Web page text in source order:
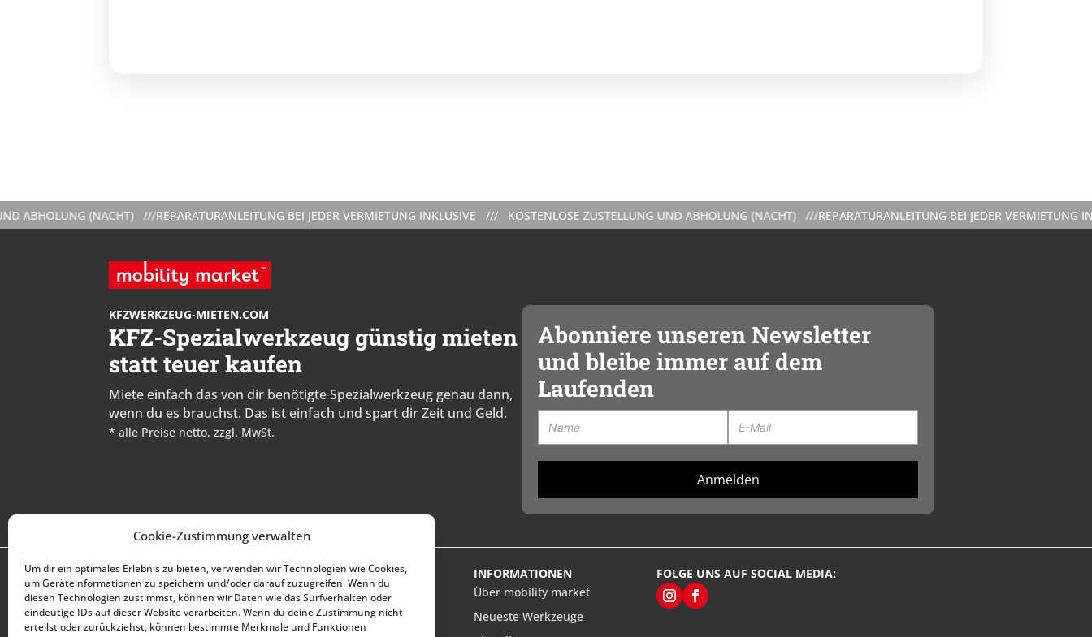
Cookie-Zustimmung verwalten
Um dir ein optimales Erlebnis zu bieten, verwenden wir Technologien wie Cookies,
um Geräteinformationen zu speichern und/oder darauf zuzugreifen. Wenn du
diesen Technologien zustimmst, können wir Daten wie das Surfverhalten oder
eindeutige IDs auf dieser Website verarbeiten. Wenn du deine Zustimmung nicht
erteilst oder zurückziehst, können bestimmte Merkmale und Funktionen
(NACHT) ///REPARATURANLEITUNG BEI JEDER VERMIETUNG INKLUSIVE /// KOSTENLOSE ZUSTELLUNG UND ABHOLUNG (NACHT) ///REPARATURANLEITUNG BEI JEDER VERMIETUNG
KFZWERKZEUG-MIETEN.COM
KFZ-Spezialwerkzeug günstig mieten
statt teuer kaufen
Miete einfach das von dir benötigte Spezialwerkzeug genau dann,
wenn du es brauchst. Das ist einfach und spart dir Zeit und Geld.
* alle Preise netto, zzgl. MwSt.
Abonniere unseren Newsletter
und bleibe immer auf dem
Laufenden
Anmelden
DU BENÖTIGST HILFE?
+43 (0) 1 890 1398
info@kfzwerkzeug-
mieten.com
KUNDENSERVICE
So funktioniert’s
Mein Konto
INFORMATIONEN
Über mobility market
Neueste Werkzeuge
FOLGE UNS AUF SOCIAL MEDIA: